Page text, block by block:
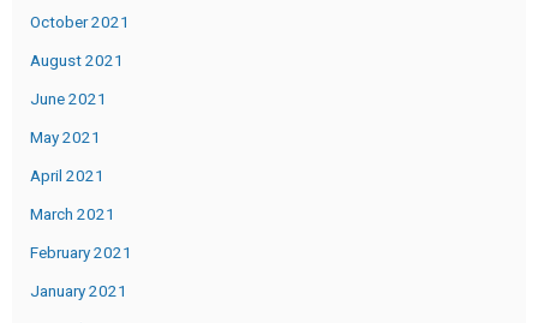
October 2021
August 2021
June 2021
May 2021
April 2021
March 2021
February 2021
January 2021